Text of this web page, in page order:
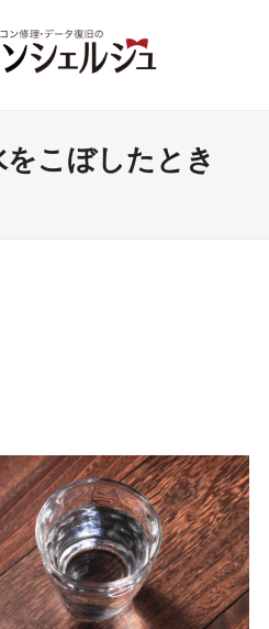
こぼしたとき